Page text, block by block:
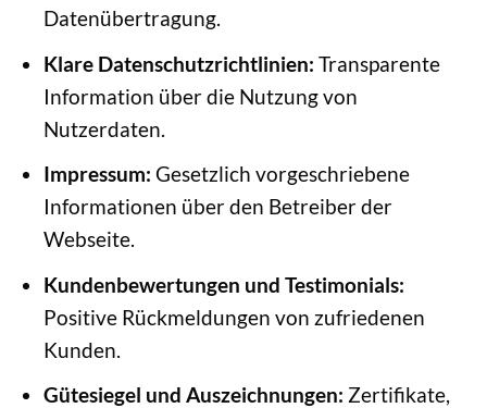
Datenübertragung.
Klare Datenschutzrichtlinien: Transparente
Information über die Nutzung von
Nutzerdaten.
Impressum: Gesetzlich vorgeschriebene
Informationen über den Betreiber der
Webseite.
Kundenbewertungen und Testimonials:
Positive Rückmeldungen von zufriedenen
Kunden.
Gütesiegel und Auszeichnungen: Zertifikate,